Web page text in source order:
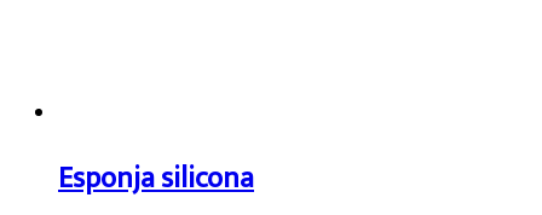
Esponja silicona